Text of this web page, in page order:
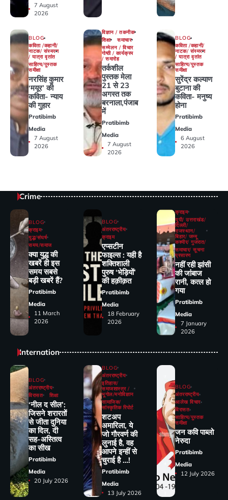
7 August
2026
BLOG
कविता /कहानी/
नाटक/ संस्मरण
/ यात्रा वृतांत
साहित्य/पुस्तक
समीक्षा
नरसिंह कुमार
‘मयूर’ की
कविता- न्याय
की गुहार
Pratibimb
Media
7 August
2026
विज्ञान / तकनीक
शिक्षा
समाचार
सम्मेलन / विचार
गोष्ठी / कार्यक्रम
/ समारोह
तर्कशील
पुस्तक मेला
21 से 23
अगस्त तक
बरनाला,पंजाब
में
Pratibimb
Media
7 August
2026
BLOG
कविता /कहानी/
नाटक/ संस्मरण
/ यात्रा वृतांत
साहित्य/पुस्तक
समीक्षा
सुरेंद्र कल्याण
बुटाना की
कविता- मनुष्य
होना
Pratibimb
Media
6 August
2026
Crime
BLOG
क्राइम
युद्ध/संघर्ष
समय/समाज
क्या युद्ध की
खबरें ही इस
समय सबसे
बड़ी खबरें हैं?
Pratibimb
Media
11 March
2026
BLOG
अंतरराष्ट्रीय
क्राइम
एप्सटीन
फाइल्स : यही है
शक्तिशाली
पुरुष ‘भेड़ियों’
की हक़ीक़त
Pratibimb
Media
18 February
2026
क्राइम
यूपी/ उत्तराखंड/
दिल्ली/
राजस्थान/
बिहार/ जम्मू
कश्मीर/ गुजरात/
समाचार/ सूचना
प्रसारण
नहीं रही झांसी
की जांंबाज
रानी, कत्‍ल हो
गया
Pratibimb
Media
7 January
2026
Internation
BLOG
अंतरराष्ट्रीय
विरासत
शिक्षा
‘नील द सील’:
जिसने शरारतों
से जीता दुनिया
का दिल, दी
सह-अस्तित्व
का सीख
Pratibimb
Media
20 July 2026
BLOG
अंतरराष्ट्रीय
इतिहास/
समाजशास्त्र /
भूगोल/मनोविज्ञान
सामाजिक/
सांस्कृतिक रिपोर्ट
शटअप
अमारिला, ये
जो गौरवर्ण की
लुनाई है, वह
आपने इन्हीं से
चुराई है …!
Pratibimb
Media
13 July 2026
BLOG
अंतरराष्ट्रीय
आलेख विचार
विरासत
साहित्य/पुस्तक
समीक्षा
जन कवि पाब्लो
नेरुदा
Pratibimb
Media
12 July 2026